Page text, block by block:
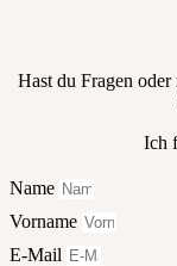
Hast du Fragen
Ich
Name
Vorname
E-Mail